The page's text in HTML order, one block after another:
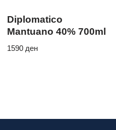
Diplomatico
Mantuano 40% 700ml
1590 ден